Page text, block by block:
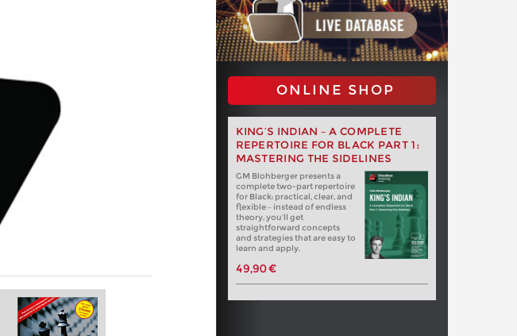
ONLINE SHOP
KING’S INDIAN – A COMPLETE
REPERTOIRE FOR BLACK PART 1:
MASTERING THE SIDELINES
GM Blohberger presents a
complete two-part repertoire
for Black: practical, clear, and
flexible – instead of endless
theory, you’ll get
straightforward concepts
and strategies that are easy to
learn and apply.
49,90 €